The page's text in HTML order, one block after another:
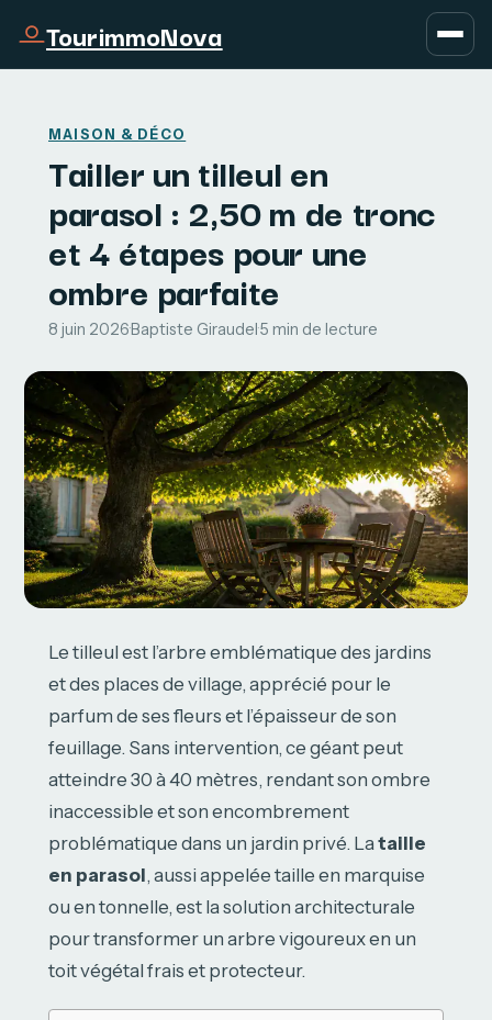
TourimmoNova
MAISON & DÉCO
Tailler un tilleul en
parasol : 2,50 m de tronc
et 4 étapes pour une
ombre parfaite
8 juin 2026·Baptiste Giraudel·5 min de lecture
Le tilleul est l’arbre emblématique des jardins
et des places de village, apprécié pour le
parfum de ses fleurs et l’épaisseur de son
feuillage. Sans intervention, ce géant peut
atteindre 30 à 40 mètres, rendant son ombre
inaccessible et son encombrement
problématique dans un jardin privé. La taille
en parasol, aussi appelée taille en marquise
ou en tonnelle, est la solution architecturale
pour transformer un arbre vigoureux en un
toit végétal frais et protecteur.